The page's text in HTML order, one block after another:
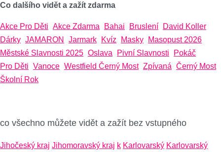
Co dalšího vidět a zažít zdarma
Akce Pro Děti Akce Zdarma Bahai Bruslení
David Koller
Dárky JAMARON Jarmark Kvíz Masky
Masopust 2026
Městské Slavnosti 2025 Oslava Pivní Slavnosti
Pokáč
Pro Děti Vanoce Westfield Černý Most Zpívaná Černý Most
Školní Rok
co všechno můžete vidět a zažít bez vstupného
Jihočeský kraj Jihomoravský kraj k Karlovarský Karlovarský